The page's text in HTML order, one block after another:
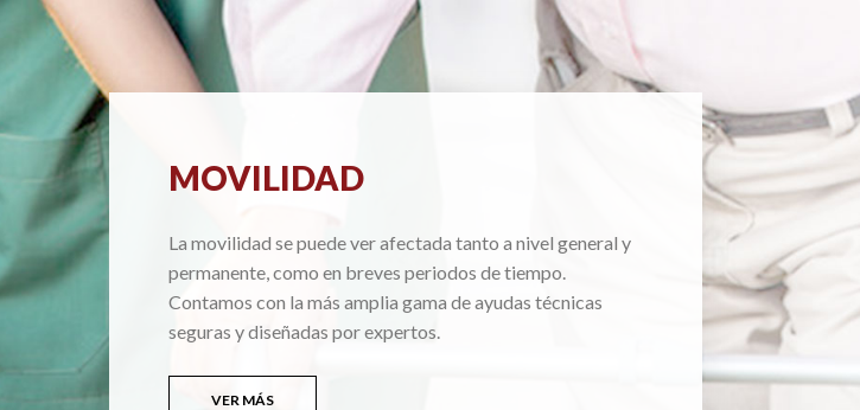
MOVILIDAD
La movilidad se puede ver afectada tanto a nivel general y
permanente, como en breves periodos de tiempo.
Contamos con la más amplia gama de ayudas técnicas
seguras y diseñadas por expertos.
VER MÁS